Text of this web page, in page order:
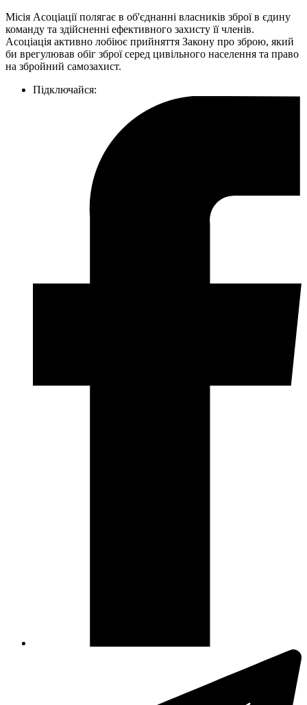
Місія Асоціації полягає в об'єднанні власників зброї в єдину
команду та здійсненні ефективного захисту її членів.
Асоціація активно лобіює прийняття Закону про зброю, який
би врегулював обіг зброї серед цивільного населення та право
на збройний самозахист.
Підключайся: